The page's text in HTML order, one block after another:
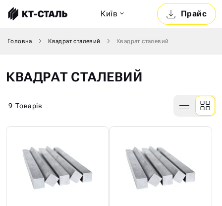
Прайс
Київ
Головна Квадрат сталевий Квадрат сталевий
КВАДРАТ СТАЛЕВИЙ
9 Товарів